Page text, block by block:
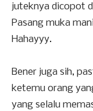
juteknya dicopot
Pasang muka
Hahayyy.
Bener juga sih,
ketemu orang
yang selalu